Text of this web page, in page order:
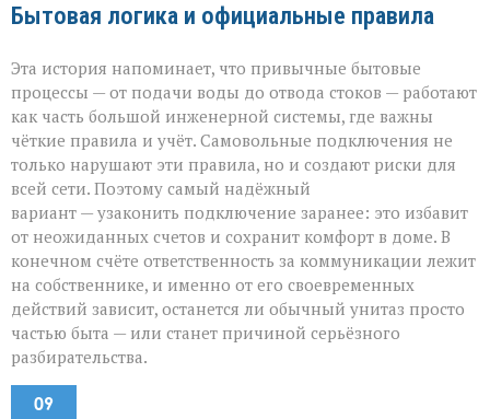
Бытовая логика и официальные правила
Эта история напоминает, что привычные бытовые
процессы — от подачи воды до отвода стоков — работают
как часть большой инженерной системы, где важны
чёткие правила и учёт. Самовольные подключения не
только нарушают эти правила, но и создают риски для
всей сети. Поэтому самый надёжный
вариант — узаконить подключение заранее: это избавит
от неожиданных счетов и сохранит комфорт в доме. В
конечном счёте ответственность за коммуникации лежит
на собственнике, и именно от его своевременных
действий зависит, останется ли обычный унитаз просто
частью быта — или станет причиной серьёзного
разбирательства.
09